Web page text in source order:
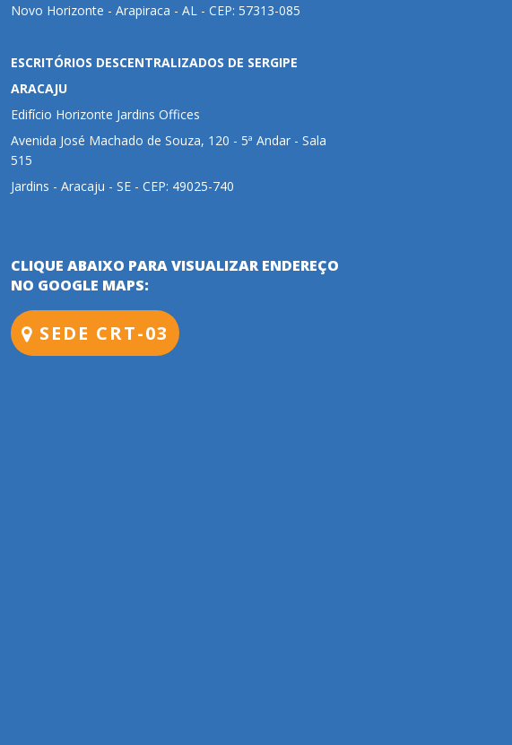
Novo Horizonte - Arapiraca - AL - CEP: 57313-085
ESCRITÓRIOS DESCENTRALIZADOS DE SERGIPE
ARACAJU
Edifício Horizonte Jardins Offices
Avenida José Machado de Souza, 120 - 5ª Andar - Sala
515
Jardins - Aracaju - SE - CEP: 49025-740
CLIQUE ABAIXO PARA VISUALIZAR ENDEREÇO
NO GOOGLE MAPS:
SEDE CRT-03